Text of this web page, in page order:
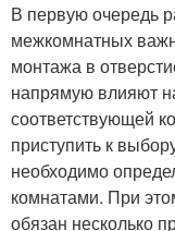
В первую очередь
межкомнатных
монтажа в
напрямую влияют
соответствующей
приступить к
необходимо
комнатами. При
обязан несколько